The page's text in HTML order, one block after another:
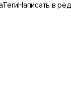
ТегиНаписать в